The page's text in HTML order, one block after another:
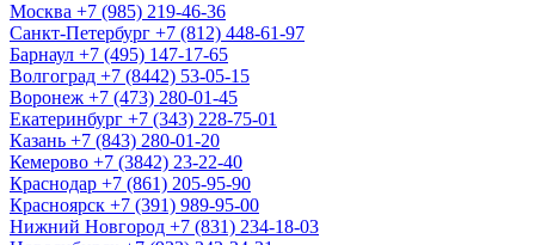
Москва +7 (985) 219-46-36
Санкт-Петербург +7 (812) 448-61-97
Барнаул +7 (495) 147-17-65
Волгоград +7 (8442) 53-05-15
Воронеж +7 (473) 280-01-45
Екатеринбург +7 (343) 228-75-01
Казань +7 (843) 280-01-20
Кемерово +7 (3842) 23-22-40
Краснодар +7 (861) 205-95-90
Красноярск +7 (391) 989-95-00
Нижний Новгород +7 (831) 234-18-03